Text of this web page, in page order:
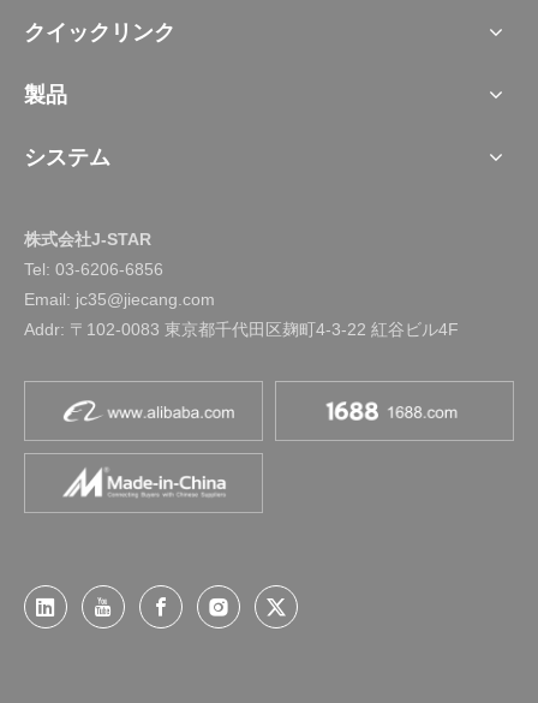
クイックリンク
製品
システム
株式会社J-STAR
Tel: 03-6206-6856
Email: jc35@jiecang.com
Addr: 〒102-0083 東京都千代田区麹町4-3-22 紅谷ビル4F